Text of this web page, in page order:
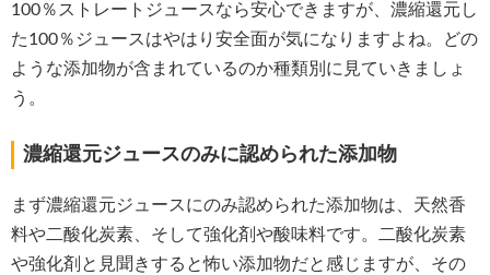
100％ストレートジュースなら安心できますが、濃縮還元し
た100％ジュースはやはり安全面が気になりますよね。どの
ような添加物が含まれているのか種類別に見ていきましょ
う。
濃縮還元ジュースのみに認められた添加物
まず濃縮還元ジュースにのみ認められた添加物は、天然香
料や二酸化炭素、そして強化剤や酸味料です。二酸化炭素
や強化剤と見聞きすると怖い添加物だと感じますが、その